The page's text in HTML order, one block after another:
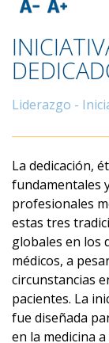
Liderazgo -
La dedicación,
fundamentales
profesionales
estas tres
globales en los
médicos, a
circunstancias
pacientes. La
fue diseñada
en la medicina